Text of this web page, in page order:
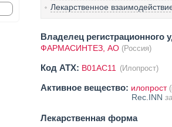
Лекарственное
Владелец регистрационного
ФАРМАСИНТЕЗ, АО (Россия)
Код ATX: B01AC11 (Илопрост)
Активное вещество: илопрост
Rec.INN
Лекарственная форма